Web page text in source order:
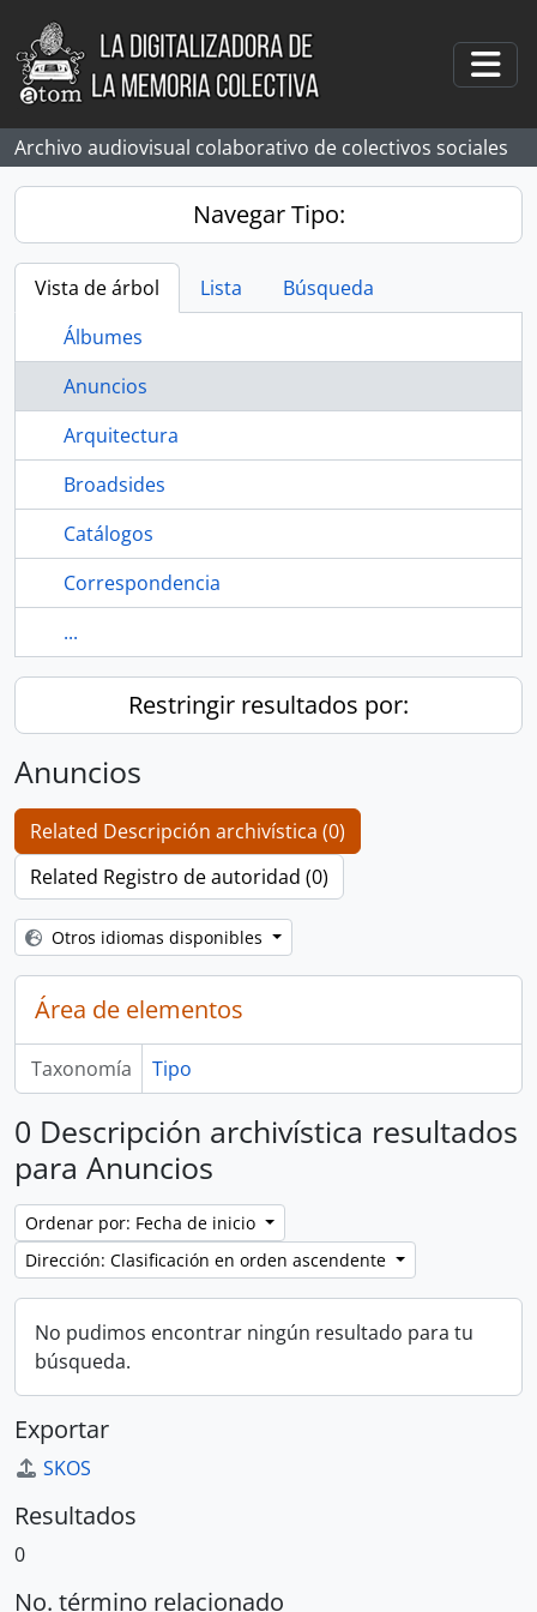
Skip to main content
Archivo audiovisual colaborativo de colectivos sociales
Navegar Tipo:
Vista de árbol Lista
Búsqueda
Álbumes
Anuncios
Arquitectura
Broadsides
Catálogos
Correspondencia
...
Restringir resultados por:
Anuncios
Related Descripción archivística (0)
Related Registro de autoridad (0)
Otros idiomas disponibles
Área de elementos
Taxonomía Tipo
0 Descripción archivística resultados
para Anuncios
Ordenar por: Fecha de inicio
Dirección: Clasificación en orden ascendente
No pudimos encontrar ningún resultado para tu
búsqueda.
Exportar
SKOS
Resultados
0
No. término relacionado